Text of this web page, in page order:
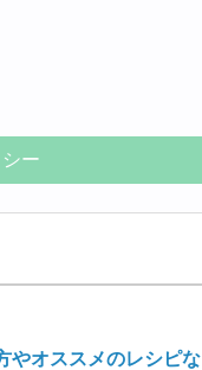
ー
やオススメのレシピな